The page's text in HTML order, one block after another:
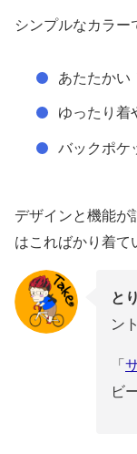
シンプルなカラー
あたたかい
ゆったり着
バックポケ
デザインと機能が
はこればかり着て
と
ン
「
ビ